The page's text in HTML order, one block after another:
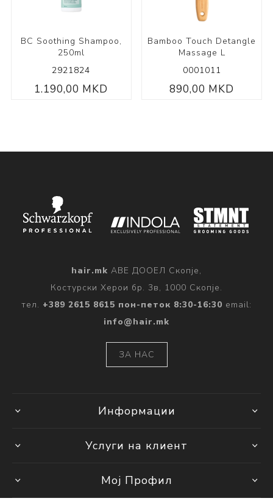
BC Soothing Shampoo,
250ml
2921824
1.190,00 MKD
Bamboo Touch Detangle
Massage L
0001011
890,00 MKD
hair.mk АВЕ ДООЕЛ Скопје,
Костурски Херои бр. 3в, 1000 Скопје.
тел. +389 2615 8615 пон-петок 8:30-16:30 email:
info@hair.mk
ЗА НАС
Информации
Услуги на клиент
Мој Профил